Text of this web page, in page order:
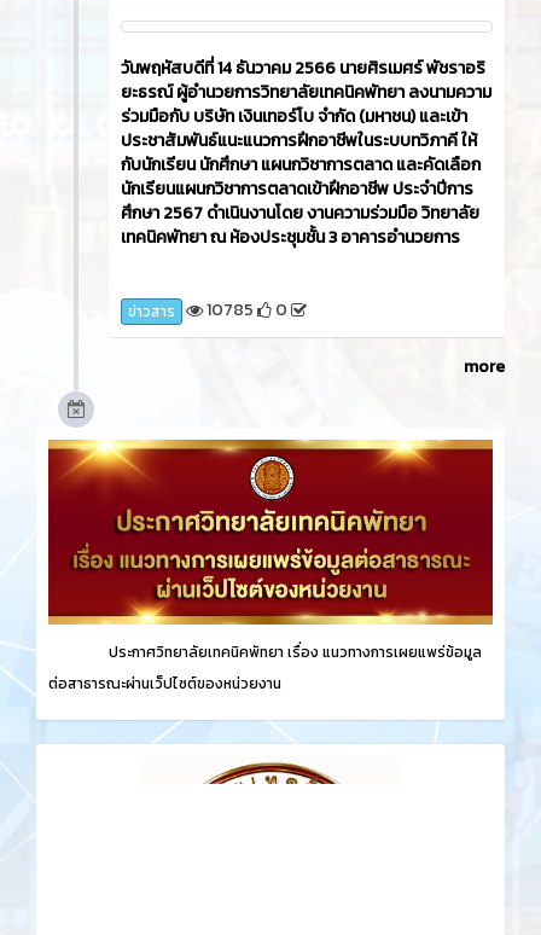
วันพฤหัสบดีที่ 14 ธันวาคม 2566​ นายศิรเมศร์ พัชราอริ
ยะธรณ์ ผู้อำนวยการวิทยาลัยเทคนิคพัทยา ลงนามความ
ร่วมมือกับ บริษัท เงินเทอร์โบ จำกัด (มหาชน) และเข้า
ประชาสัมพันธ์แนะแนวการฝึกอาชีพในระบบทวิภาคี ให้
กับนักเรียน นักศึกษา แผนกวิชาการตลาด และคัดเลือก
นักเรียนแผนกวิชาการตลาดเข้าฝึกอาชีพ ประจำปีการ
ศึกษา 2567 ดำเนินงานโดย งานความร่วมมือ วิทยาลัย
เทคนิคพัทยา ณ ห้องประชุมชั้น 3 อาคารอำนวยการ
ข่าวสาร 10785 0
more
ประกาศวิทยาลัยเทคนิคพัทยา เรื่อง แนวทางการเผยแพร่ข้อมูล
ต่อสาธารณะผ่านเว็ปไซต์ของหน่วยงาน